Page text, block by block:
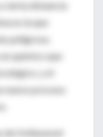
cierta distancia
es la que
peligrosa.
químico que
y el
nuevo proceso
de Hollywood